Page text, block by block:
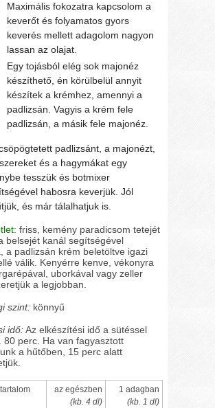
Maximális fokozatra kapcsolom a
keverőt és folyamatos gyors
keverés mellett adagolom nagyon
lassan az olajat.
Egy tojásból elég sok majonéz
készíthető, én körülbelül annyit
készítek a krémhez, amennyi a
padlizsán. Vagyis a krém fele
padlizsán, a másik fele majonéz.
padlizsánt, a majonézt,
és a hagymákat egy
tesszük és botmixer
habosra keverjük. Jól
és már tálalhatjuk is.
: friss, kemény paradicsom tetejét
belsejét kanál segítségével
a padlizsán krém beletöltve igazi
válik. Kenyérre kenve, vékonyra
uborkával vagy zeller
a legjobban.
szint: könnyű
idő:Az elkészítési idő a sütéssel
80 perc. Ha van fagyasztott
a hűtőben, 15 perc alatt
az egészben
(kb. 4 dl)
1 adagban
(kb. 1 dl)